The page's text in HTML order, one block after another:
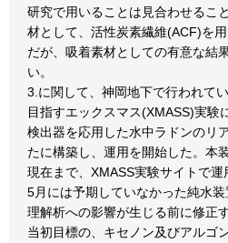
研究で用いることは見合わせるこ
材として、活性炭素繊維(ACF)を
だが、吸着素材としての有意な結
い。
3.に関して、神岡地下で行われて
目指すエックスマス(XMASS)実験
検出器を応用した水中ラドンのリ
たに構築し、運用を開始した。本
現在まで、XMASS実験サイトで
5月には予期していなかった純水
理解析への影響が生じる前に修正
当初目標の、キセノン及びアルゴ